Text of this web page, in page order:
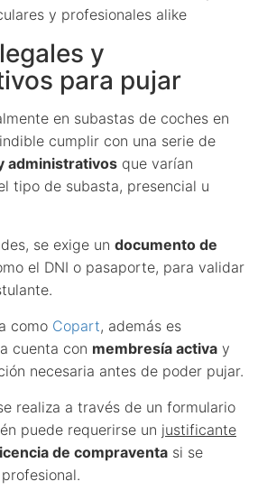
y profesionales alike
y
para pujar
en subastas de coches en
cumplir con una serie de
administrativos que varían
tipo de subasta, presencial u
se exige un documento de
el DNI o pasaporte, para validar
como Copart, además es
cuenta con membresía activa y
necesaria antes de poder pujar.
realiza a través de un formulario
puede requerirse un justificante
de compraventa si se